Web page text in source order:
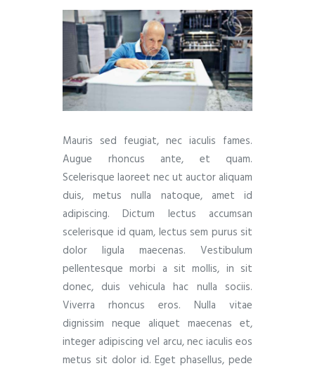
Mauris sed feugiat, nec iaculis fames.
Augue rhoncus ante, et quam.
Scelerisque laoreet nec ut auctor aliquam
duis, metus nulla natoque, amet id
adipiscing. Dictum lectus accumsan
scelerisque id quam, lectus sem purus sit
dolor ligula maecenas. Vestibulum
pellentesque morbi a sit mollis, in sit
donec, duis vehicula hac nulla sociis.
Viverra rhoncus eros. Nulla vitae
dignissim neque aliquet maecenas et,
integer adipiscing vel arcu, nec iaculis eos
metus sit dolor id. Eget phasellus, pede